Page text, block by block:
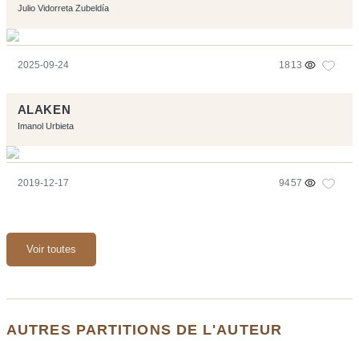
Julio Vidorreta Zubeldía
2025-09-24 1813
ALAKEN
Imanol Urbieta
2019-12-17 9457
Voir toutes
AUTRES PARTITIONS DE L'AUTEUR